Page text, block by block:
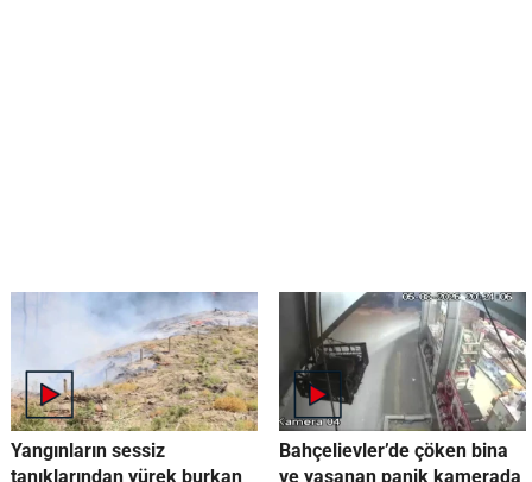
Yangınların sessiz
tanıklarından yürek burkan
Bahçelievler’de çöken bina
ve yaşanan panik kamerada